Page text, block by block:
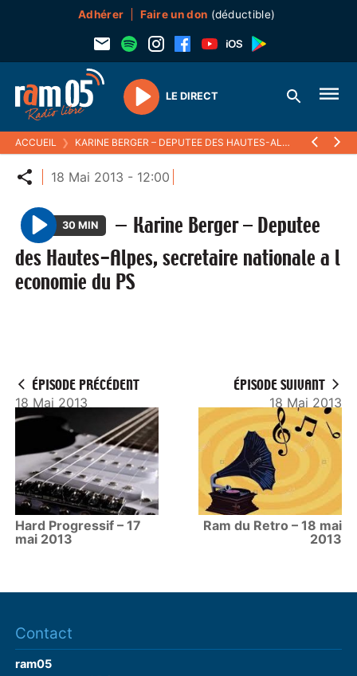
Adhérer Faire un don (déductible)
Play
LE DIRECT
ACCUEIL ❯ KARINE BERGER – DEPUTEE DES HAUTES-ALPES, SECRETAIRE NATIONALE A L ECONOMIE DU PS
Partager
18 Mai 2013 - 12:00
P
l
a
30 MIN — Karine Berger – Deputee
des Hautes-Alpes, secretaire nationale a l
economie du PS
ÉPISODE PRÉCÉDENT
18 Mai 2013
Hard Progressif – 17
mai 2013
ÉPISODE SUIVANT
18 Mai 2013
Ram du Retro – 18 mai
2013
Contact
ram05